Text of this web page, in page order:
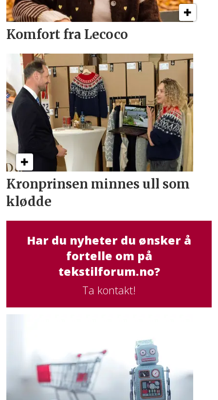
Komfort fra Lecoco
Kronprinsen minnes ull som
klødde
Har du nyheter du ønsker å
fortelle om på
tekstilforum.no?
Ta kontakt!